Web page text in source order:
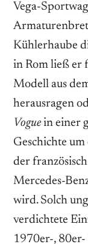
Vega-
Kühlerhaube
in Rom ließ er
Modell aus
herausragen
Voguein einer
Geschichte
der
Mercedes-
wird. Solch
verdichtete
1970er-,